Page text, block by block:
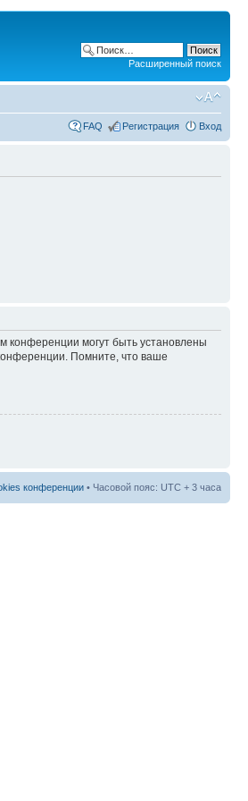
Расширенный поиск
FAQ Регистрация Вход
конференции могут быть установлены
Помните, что ваше
конференции • Часовой пояс: UTC + 3 часа